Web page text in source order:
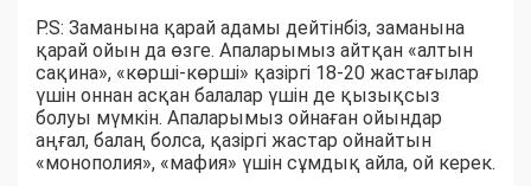
P.S: Заманына қарай адамы дейтінбіз, заманына
қарай ойын да өзге. Апаларымыз айтқан «алтын
сақина», «көрші-көрші» қазіргі 18-20 жастағылар
үшін оннан асқан балалар үшін де қызықсыз
болуы мүмкін. Апаларымыз ойнаған ойындар
аңғал, балаң болса, қазіргі жастар ойнайтын
«монополия», «мафия» үшін сұмдық айла, ой керек.